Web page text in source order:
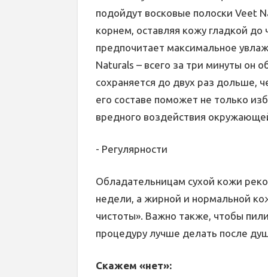
подойдут восковые полоски Veet
корнем, оставляя кожу гладкой
предпочитает максимальное
Naturals – всего за три минуты он
сохраняется до двух раз дольше,
его составе поможет не только
вредного воздействия
- Регулярности
Обладательницам сухой кожи
недели, а жирной и нормальной
чистоты». Важно также, чтобы
процедуру лучше делать после
Скажем «нет»: